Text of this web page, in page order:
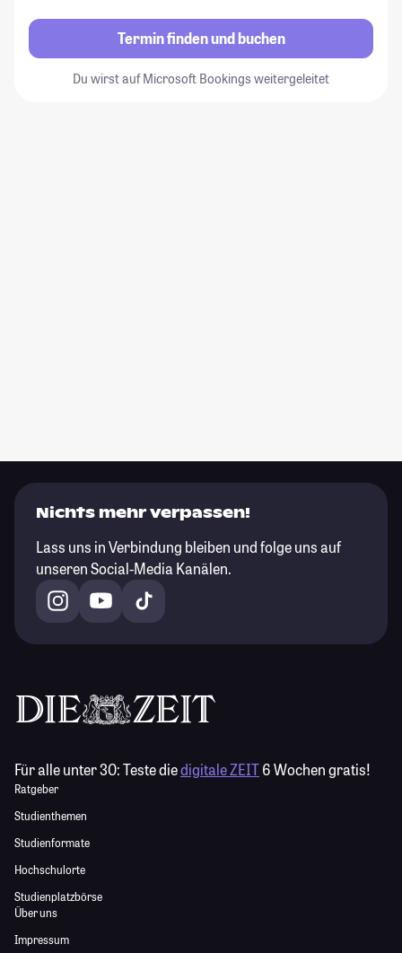
Termin finden und buchen
Du wirst auf Microsoft Bookings weitergeleitet
Nichts mehr verpassen!
Lass uns in Verbindung bleiben und folge uns auf
unseren Social-Media Kanälen.
Für alle unter 30:Teste diedigitale ZEIT6 Wochen gratis!
Ratgeber
Studienthemen
Studienformate
Hochschulorte
Studienplatzbörse
Über uns
Impressum